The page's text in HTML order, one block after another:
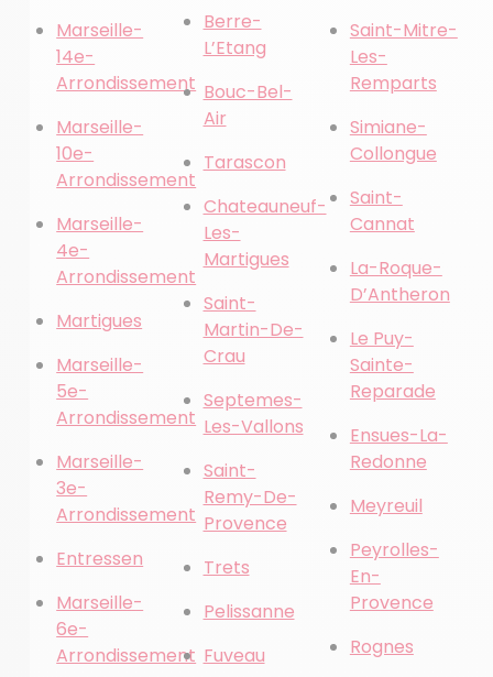
Marseille-
14e-
Arrondissement
Marseille-
10e-
Arrondissement
Marseille-
4e-
Arrondissement
Martigues
Marseille-
5e-
Arrondissement
Marseille-
3e-
Arrondissement
Entressen
Marseille-
6e-
Arrondissement
Berre-
L’Etang
Bouc-Bel-
Air
Tarascon
Chateauneuf-
Les-
Martigues
Saint-
Martin-De-
Crau
Septemes-
Les-Vallons
Saint-
Remy-De-
Provence
Trets
Pelissanne
Fuveau
Saint-Mitre-
Les-
Remparts
Simiane-
Collongue
Saint-
Cannat
La-Roque-
D’Antheron
Le Puy-
Sainte-
Reparade
Ensues-La-
Redonne
Meyreuil
Peyrolles-
En-
Provence
Rognes